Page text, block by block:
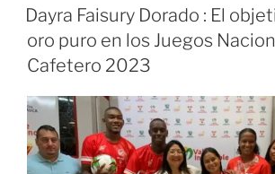
150
niños,
niñas
y
jóvenes
de
sectores
vulnerables
EL
Dayra Faisury Dorado : El
oro puro en los Juegos
Cafetero 2023